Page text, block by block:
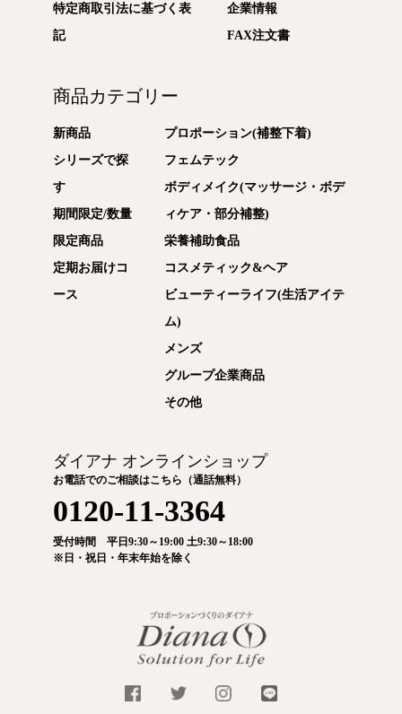
特定商取引法に基づく表
記
企業情報
FAX注文書
商品カテゴリー
新商品
シリーズで探
す
期間限定/数量
限定商品
定期お届けコ
ース
プロポーション(補整下着)
フェムテック
ボディメイク(マッサージ・ボデ
ィケア・部分補整)
栄養補助食品
コスメティック&ヘア
ビューティーライフ(生活アイテ
ム)
メンズ
グループ企業商品
その他
ダイアナ オンラインショップ
お電話でのご相談はこちら（通話無料）
0120-11-3364
受付時間 平日9:30～19:00 土9:30～18:00
※日・祝日・年末年始を除く